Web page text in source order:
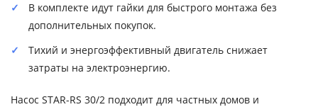
В комплекте идут гайки для быстрого монтажа без
дополнительных покупок.
Тихий и энергоэффективный двигатель снижает
затраты на электроэнергию.
Насос STAR-RS 30/2 подходит для частных домов и